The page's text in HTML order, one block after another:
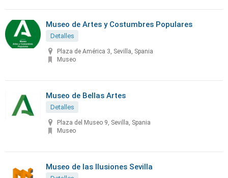
Museo de Artes y Costumbres Populares
Detalles
Plaza de América 3, Sevilla, Spania
Museo
Museo de Bellas Artes
Detalles
Plaza del Museo 9, Sevilla, Spania
Museo
Museo de las Ilusiones Sevilla